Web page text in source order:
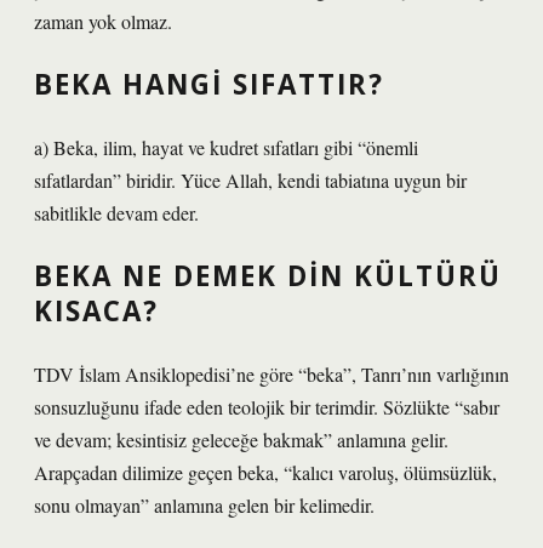
zaman yok olmaz.
BEKA HANGI SIFATTIR?
a) Beka, ilim, hayat ve kudret sıfatları gibi “önemli
sıfatlardan” biridir. Yüce Allah, kendi tabiatına uygun bir
sabitlikle devam eder.
BEKA NE DEMEK DIN KÜLTÜRÜ
KISACA?
TDV İslam Ansiklopedisi’ne göre “beka”, Tanrı’nın varlığının
sonsuzluğunu ifade eden teolojik bir terimdir. Sözlükte “sabır
ve devam; kesintisiz geleceğe bakmak” anlamına gelir.
Arapçadan dilimize geçen beka, “kalıcı varoluş, ölümsüzlük,
sonu olmayan” anlamına gelen bir kelimedir.